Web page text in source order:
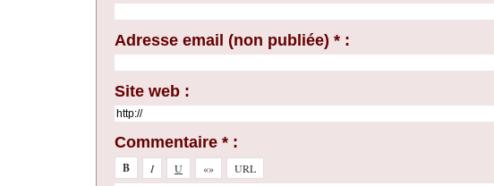
Adresse email (non publiée) * :
Site web :
Commentaire * :